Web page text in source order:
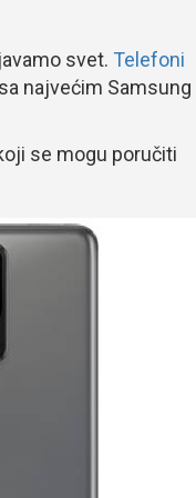
svet. Telefoni
najvećim Samsung
se mogu poručiti